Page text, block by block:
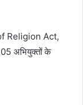
Religion Act,
05 अभियुक्तों के